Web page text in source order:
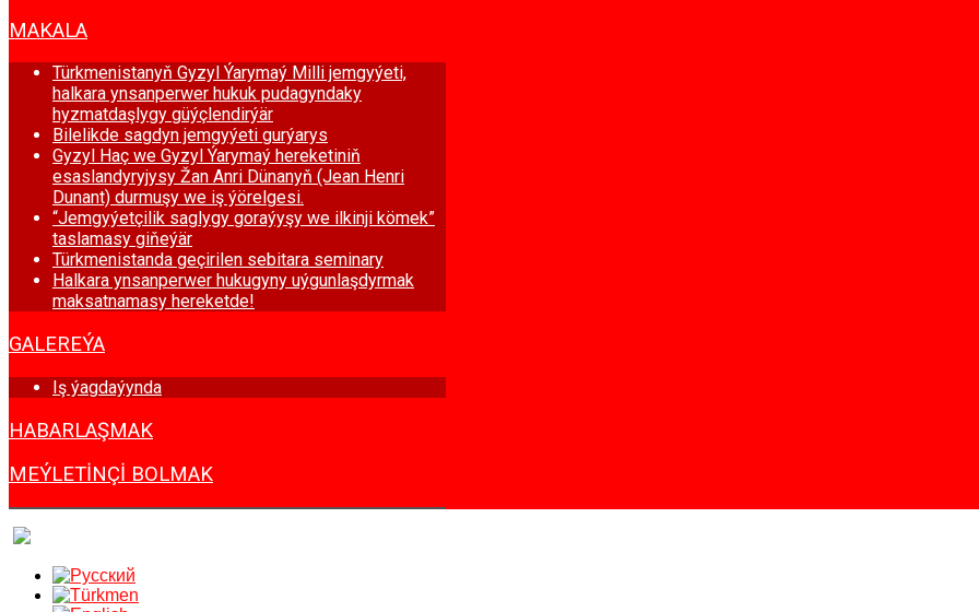
MAKALA
Türkmenistanyň Gyzyl Ýarymaý Milli jemgyýeti,
halkara ynsanperwer hukuk pudagyndaky
hyzmatdaşlygy güýçlendirýär
Bilelikde sagdyn jemgyýeti gurýarys
Gyzyl Haç we Gyzyl Ýarymaý hereketiniň
esaslandyryjysy Žan Anri Dünanyň (Jean Henri
Dunant) durmuşy we iş ýörelgesi.
“Jemgyýetçilik saglygy goraýyşy we ilkinji kömek”
taslamasy giňeýär
Türkmenistanda geçirilen sebitara seminary
Halkara ynsanperwer hukugyny uýgunlaşdyrmak
maksatnamasy hereketde!
GALEREÝA
Iş ýagdaýynda
HABARLAŞMAK
MEÝLETINÇI BOLMAK